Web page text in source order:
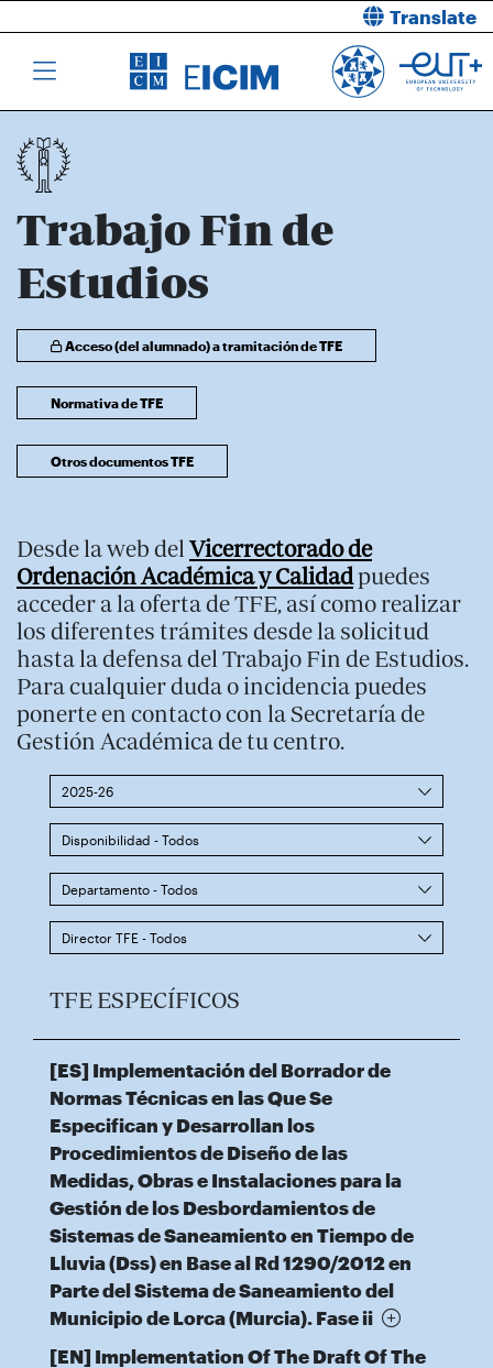
Translate
Trabajo Fin de
Estudios
Acceso (del alumnado) a tramitación de TFE
Normativa de TFE
Otros documentos TFE
Desde la web delVicerrectorado de
Ordenación Académica y Calidadpuedes
acceder a la oferta de TFE, así como realizar
los diferentes trámites desde la solicitud
hasta la defensa del Trabajo Fin de Estudios.
Para cualquier duda o incidencia puedes
ponerte en contacto con la Secretaría de
Gestión Académica de tu centro.
2025-26
Disponibilidad - Todos
Departamento - Todos
Director TFE - Todos
TFE ESPECÍFICOS
[ES] Implementación del Borrador de
Normas Técnicas en las Que Se
Especifican y Desarrollan los
Procedimientos de Diseño de las
Medidas, Obras e Instalaciones para la
Gestión de los Desbordamientos de
Sistemas de Saneamiento en Tiempo de
Lluvia (Dss) en Base al Rd 1290/2012 en
Parte del Sistema de Saneamiento del
Municipio de Lorca (Murcia). Fase ii
[EN] Implementation Of The Draft Of The